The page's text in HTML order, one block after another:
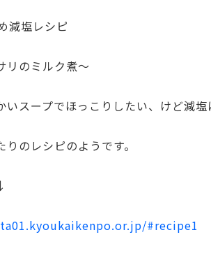
減塩レシピ
リのミルク煮～
いスープでほっこりしたい、けど減
のレシピのようです。
#recipe1